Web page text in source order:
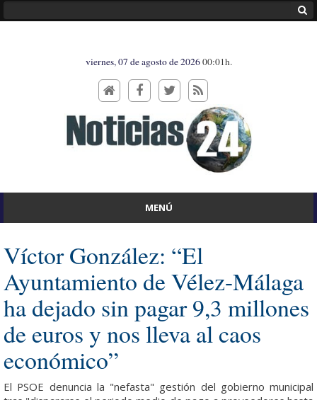
viernes, 07 de agosto de 202600:01h.
MENÚ
Víctor González: “El
Ayuntamiento de Vélez-Málaga
ha dejado sin pagar 9,3 millones
de euros y nos lleva al caos
económico”
El PSOE denuncia la "nefasta" gestión del gobierno municipal